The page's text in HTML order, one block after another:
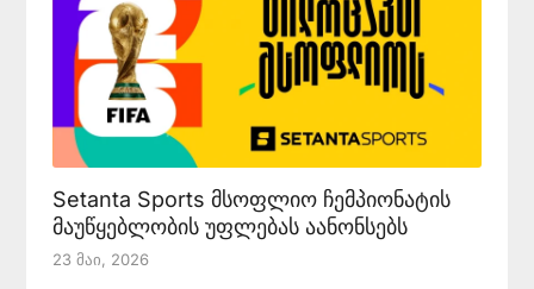
Setanta Sports მსოფლიო ჩემპიონატის
მაუწყებლობის უფლებას აანონსებს
23 Მაი, 2026